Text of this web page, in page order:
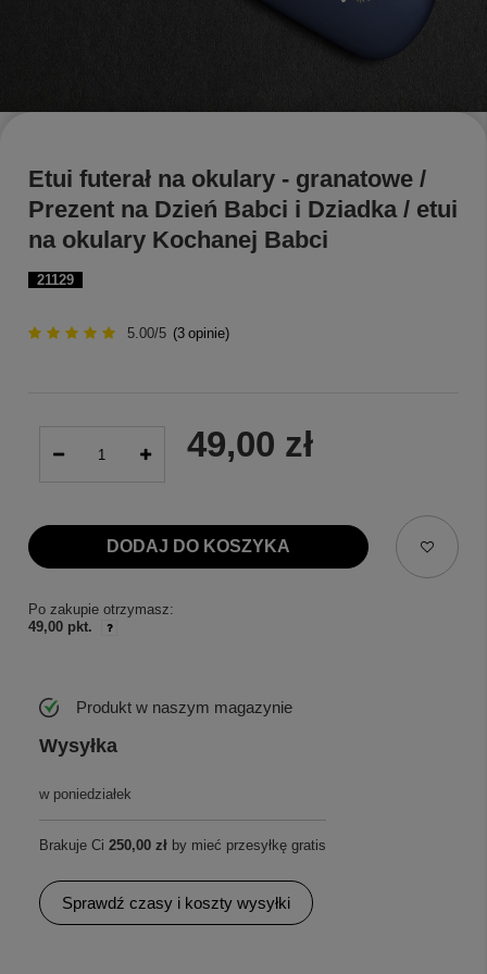
21129
Etui futerał na okulary - granatowe /
Prezent na Dzień Babci i Dziadka / etui
na okulary Kochanej Babci
5.00/5 (3 opinie)
49,00 zł
DODAJ DO KOSZYKA
Po zakupie otrzymasz:
49,00 pkt.
Produkt w naszym magazynie
Wysyłka
w poniedziałek
Brakuje Ci 250,00 zł by mieć przesyłkę gratis
Sprawdź czasy i koszty wysyłki